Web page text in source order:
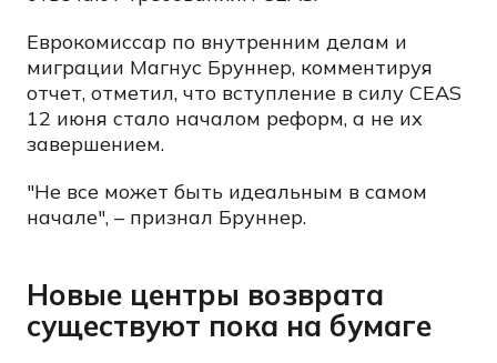
Еврокомиссар по внутренним делам и
миграции Магнус Бруннер, комментируя
отчет, отметил, что вступление в силу CEAS
12 июня стало началом реформ, а не их
завершением.
"Не все может быть идеальным в самом
начале", – признал Бруннер.
Новые центры возврата
существуют пока на бумаге